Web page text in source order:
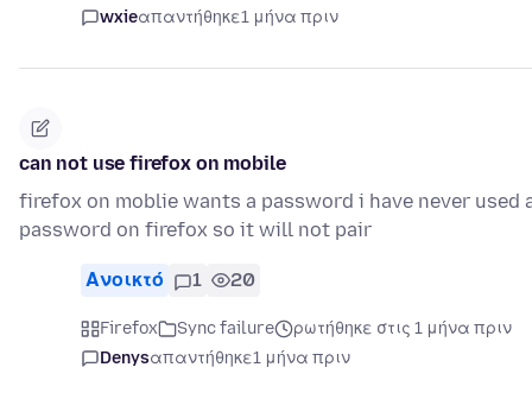
wxieαπαντήθηκε1 μήνα πριν
can not use firefox on mobile
firefox on moblie wants a password i have never used
password on firefox so it will not pair
Ανοικτό 1 20
Firefox Sync failure
ρωτήθηκε στις 1 μήνα πριν
Denysαπαντήθηκε1 μήνα πριν